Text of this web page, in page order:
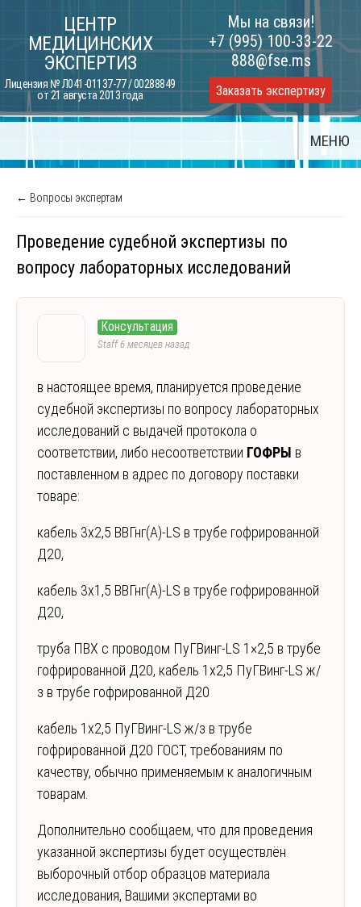
content
ЦЕНТР
МЕДИЦИНСКИХ
ЭКСПЕРТИЗ
Лицензия № Л041-01137-77 / 00288849
от 21 августа 2013 года
Мы на связи!
+7 (995) 100-33-22
888@fse.ms
Заказать экспертизу
МЕНЮ
← Вопросы экспертам
Проведение судебной экспертизы по
вопросу лабораторных исследований
Консультация
Staff6 месяцев назад
в настоящее время, планируется проведение
судебной экспертизы по вопросу лабораторных
исследований с выдачей протокола о
соответствии, либо несоответствии ГОФРЫ в
поставленном в адрес по договору поставки
товаре:
кабель 3х2,5 ВВГнг(А)-LS в трубе гофрированной
Д20,
кабель 3х1,5 ВВГнг(А)-LS в трубе гофрированной
Д20,
труба ПВХ с проводом ПуГВинг-LS 1×2,5 в трубе
гофрированной Д20, кабель 1х2,5 ПуГВинг-LS ж/
з в трубе гофрированной Д20
кабель 1х2,5 ПуГВинг-LS ж/з в трубе
гофрированной Д20 ГОСТ, требованиям по
качеству, обычно применяемым к аналогичным
товарам.
Дополнительно сообщаем, что для проведения
указанной экспертизы будет осуществлён
выборочный отбор образцов материала
исследования, Вашими экспертами во